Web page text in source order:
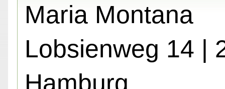
Maria Montana
Lobsienweg 14 |
Hamburg